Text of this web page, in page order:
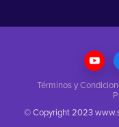
Términos y
© Copyright 2023